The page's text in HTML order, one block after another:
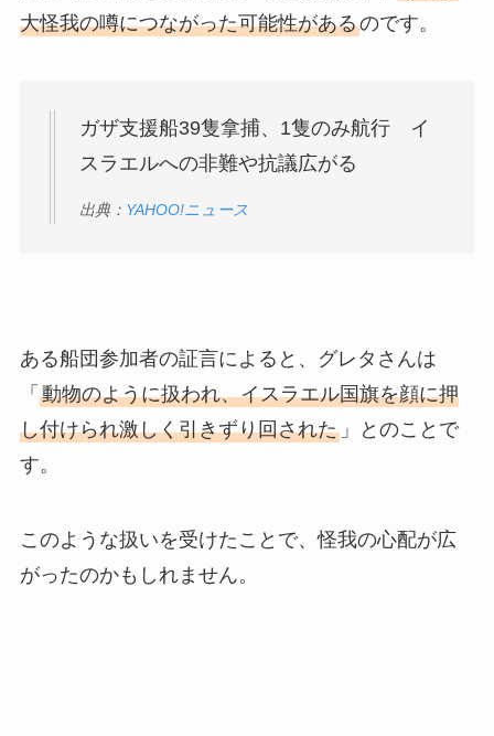
大怪我の噂につながった可能性があるのです。
ガザ支援船39隻拿捕、1隻のみ航行 イ
スラエルへの非難や抗議広がる
出典： YAHOO!ニュース
ある船団参加者の証言によると、グレタさんは
「 動物のように扱われ、イスラエル国旗を顔に押
し付けられ激しく引きずり回された」とのことで
す。
このような扱いを受けたことで、怪我の心配が広
がったのかもしれません。